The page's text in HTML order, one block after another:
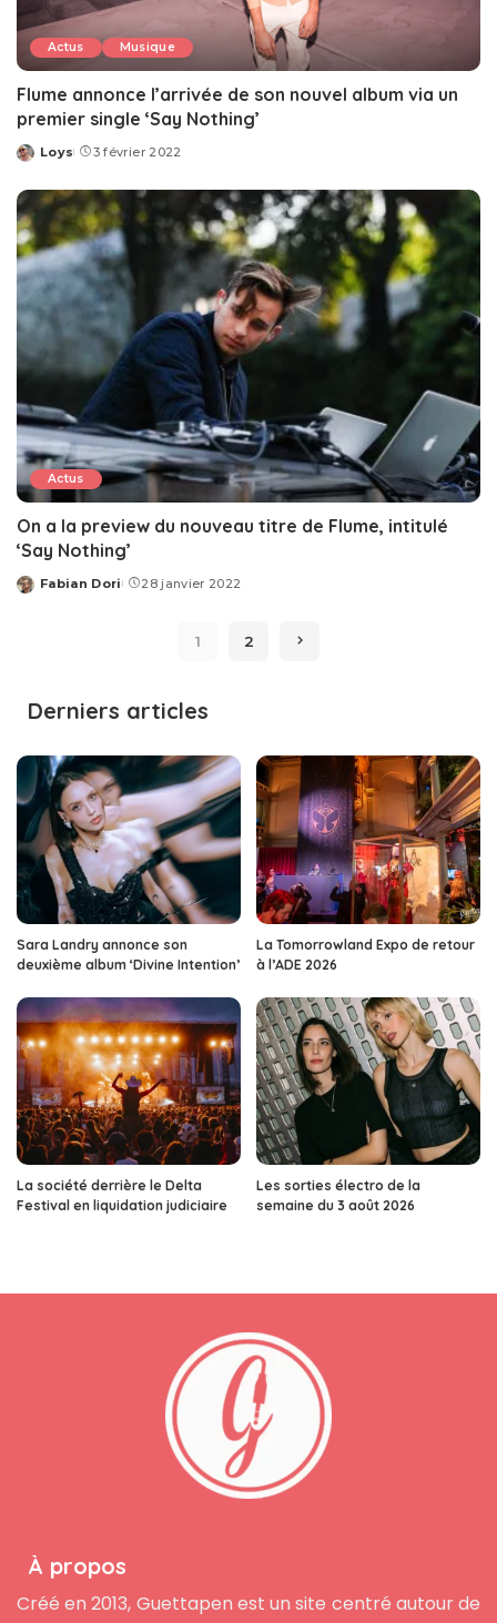
Actus Musique
Flume annonce l’arrivée de son nouvel album via un
premier single ‘Say Nothing’
Posted
Loys 3 février 2022
Actus
On a la preview du nouveau titre de Flume, intitulé
‘Say Nothing’
Posted
Fabian Dori 28 janvier 2022
1 2
Derniers articles
Sara Landry annonce son
deuxième album ‘Divine Intention’
La Tomorrowland Expo de retour
à l’ADE 2026
La société derrière le Delta
Festival en liquidation judiciaire
Les sorties électro de la
semaine du 3 août 2026
À propos
Créé en 2013, Guettapen est un site centré autour de